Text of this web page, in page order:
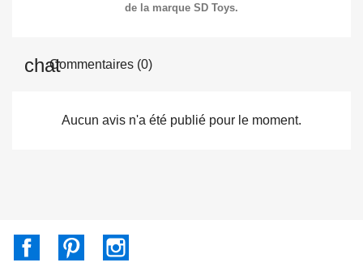
de la marque SD Toys.
Commentaires (0)
Aucun avis n'a été publié pour le moment.
FacebookPinterest